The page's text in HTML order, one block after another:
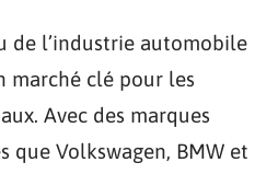
de l’industrie automobile
marché clé pour les
Avec des marques
que Volkswagen, BMW et